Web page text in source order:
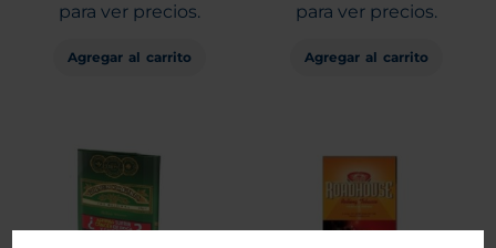
para ver precios.
Agregar al carrito
para ver precios.
Agregar al carrito